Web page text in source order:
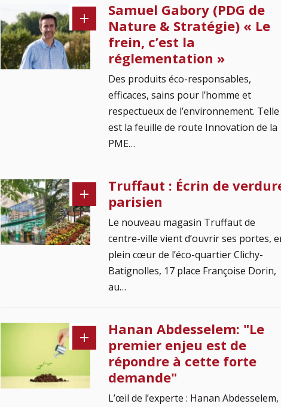
Samuel Gabory (PDG de
Nature & Stratégie) « Le
frein, c’est la
réglementation »
Des produits éco-responsables,
efficaces, sains pour l’homme et
respectueux de l’environnement. Telle
est la feuille de route Innovation de la
PME…
Truffaut : Écrin de
parisien
Le nouveau magasin Truffaut de
centre-ville vient d’ouvrir ses portes,
plein cœur de l’éco-quartier Clichy-
Batignolles, 17 place Françoise Dorin,
au…
Hanan Abdesselem: "Le
premier enjeu est de
répondre à cette forte
demande"
L’œil de l’experte : Hanan Abdesselem,